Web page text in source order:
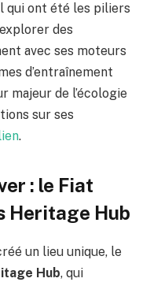
qui ont été les piliers
des
avec ses moteurs
d’entraînement
majeur de l’écologie
sur ses
.
: le Fiat
Heritage Hub
un lieu unique, le
Hub, qui